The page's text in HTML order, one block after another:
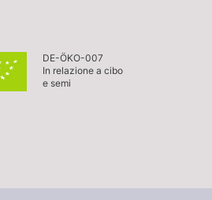
DE-ÖKO-007
In relazione a cibo
e semi